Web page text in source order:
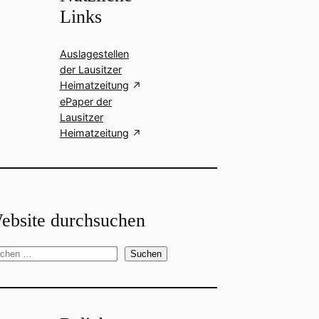
Links
Auslagestellen
der Lausitzer
Heimatzeitung
ePaper der
Lausitzer
Heimatzeitung
durchsuchen
Suchen